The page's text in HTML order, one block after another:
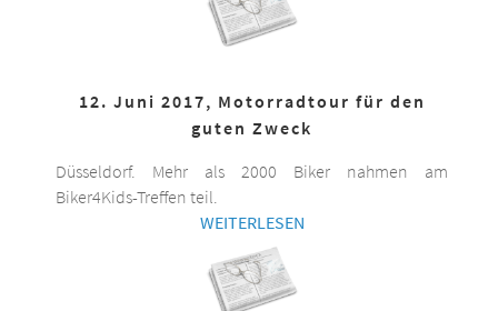
12. Juni 2017, Motorradtour für den
guten Zweck
Düsseldorf. Mehr als 2000 Biker nahmen am
Biker4Kids-Treffen teil.
WEITERLESEN